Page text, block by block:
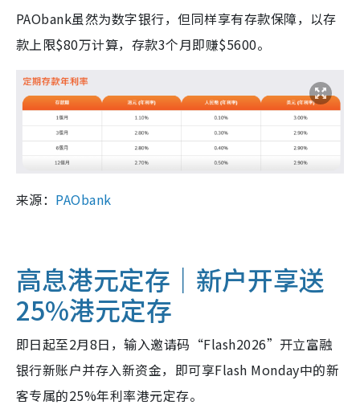
PAObank虽然为数字银行，但同样享有存款保障，以存
款上限$80万计算，存款3个月即赚$5600。
来源： PAObank
高息港元定存｜新户开享送
25%港元定存
即日起至2月8日，输入邀请码“Flash2026”开立富融
银行新账户并存入新资金，即可享Flash Monday中的新
客专属的25%年利率港元定存。